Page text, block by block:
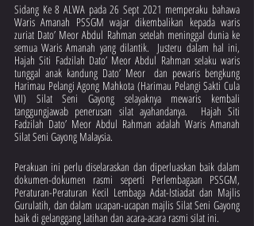
Sidang Ke 8 ALWA pada 26 Sept 2021 memperaku bahawa
Waris Amanah PSSGM wajar dikembalikan kepada waris
zuriat Dato’ Meor Abdul Rahman setelah meninggal dunia ke
semua Waris Amanah yang dilantik.  Justeru dalam hal ini,
Hajah Siti Fadzilah Dato’ Meor Abdul Rahman selaku waris
tunggal anak kandung Dato’ Meor  dan pewaris bengkung
Harimau Pelangi Agong Mahkota (Harimau Pelangi Sakti Cula
VII) Silat Seni Gayong selayaknya mewaris kembali
tanggungjawab penerusan silat ayahandanya.  Hajah Siti
Fadzilah Dato’ Meor Abdul Rahman adalah Waris Amanah
Silat Seni Gayong Malaysia.
Perakuan ini perlu diselaraskan dan diperluaskan baik dalam
dokumen-dokumen rasmi seperti Perlembagaan PSSGM,
Peraturan-Peraturan Kecil Lembaga Adat-Istiadat dan Majlis
Gurulatih, dan dalam ucapan-ucapan majlis Silat Seni Gayong
baik di gelanggang latihan dan acara-acara rasmi silat ini.